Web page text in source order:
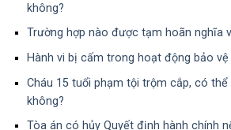
không?
Trường hợp nào được tạm hoãn nghĩa
Hành vi bị cấm trong hoạt động bảo
Cháu 15 tuổi phạm tội trộm cắp, có
không?
Tòa án có hủy Quyết định hành chính